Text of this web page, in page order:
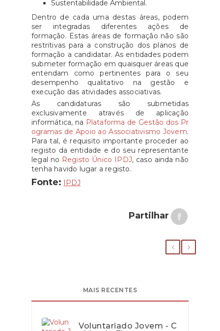
Sustentabilidade Ambiental.
Dentro de cada uma destas áreas, podem
ser integradas diferentes ações de
formação. Estas áreas de formação não são
restritivas para a construção dos planos de
formação a candidatar. As entidades podem
submeter formação em quaisquer áreas que
entendam como pertinentes para o seu
desempenho qualitativo na gestão e
execução das atividades associativas.
As candidaturas são submetidas
exclusivamente através de aplicação
informática, na Plataforma de Gestão dos Pr
ogramas de Apoio ao Associativismo Jovem.
Para tal, é requisito importante proceder ao
registo da entidade e do seu representante
legal no Registo Único IPDJ, caso ainda não
tenha havido lugar a registo.
Fonte: IPDJ
Partilhar
MAIS RECENTES
Voluntariado Jovem - C